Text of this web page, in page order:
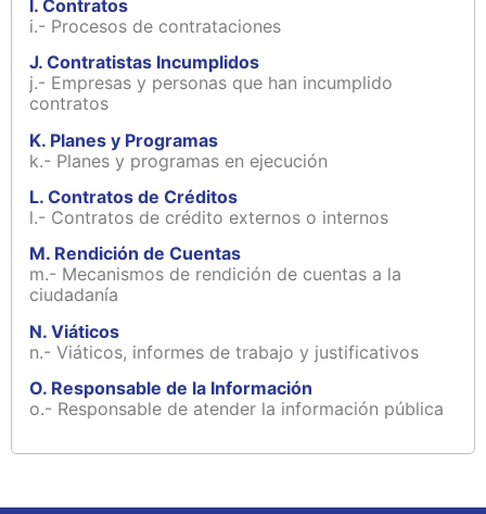
I. Contratos
i.- Procesos de contrataciones
J. Contratistas Incumplidos
j.- Empresas y personas que han incumplido
contratos
K. Planes y Programas
k.- Planes y programas en ejecución
L. Contratos de Créditos
l.- Contratos de crédito externos o internos
M. Rendición de Cuentas
m.- Mecanismos de rendición de cuentas a la
ciudadanía
N. Viáticos
n.- Viáticos, informes de trabajo y justificativos
O. Responsable de la Información
o.- Responsable de atender la información pública